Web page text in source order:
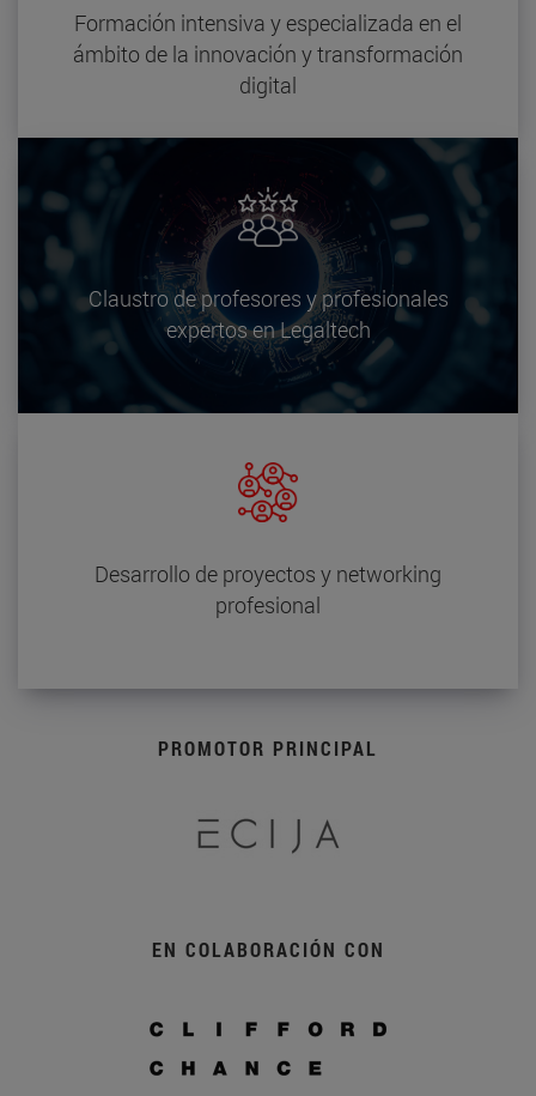
Formación intensiva y especializada en el
ámbito de la innovación y transformación
digital
Claustro de profesores y profesionales
expertos en Legaltech
Desarrollo de proyectos y networking
profesional
PROMOTOR PRINCIPAL
EN COLABORACIÓN CON